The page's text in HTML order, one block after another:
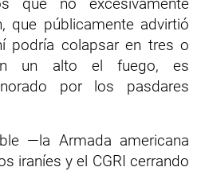
que públicamente advirtió
podría colapsar en tres o
un alto el fuego, es
por los pasdares
—la Armada americana
iraníes y el CGRI cerrando